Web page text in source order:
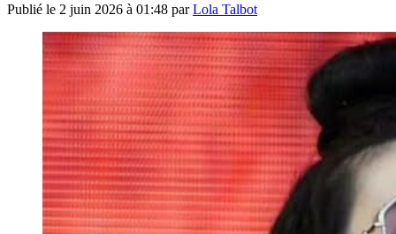
Publié le 2 juin 2026 à 01:48 parLola Talbot